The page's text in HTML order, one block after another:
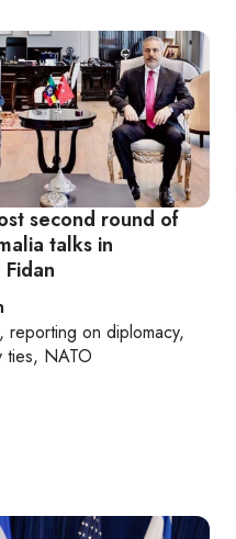
second round of
talks in
, reporting on diplomacy,
ties, NATO